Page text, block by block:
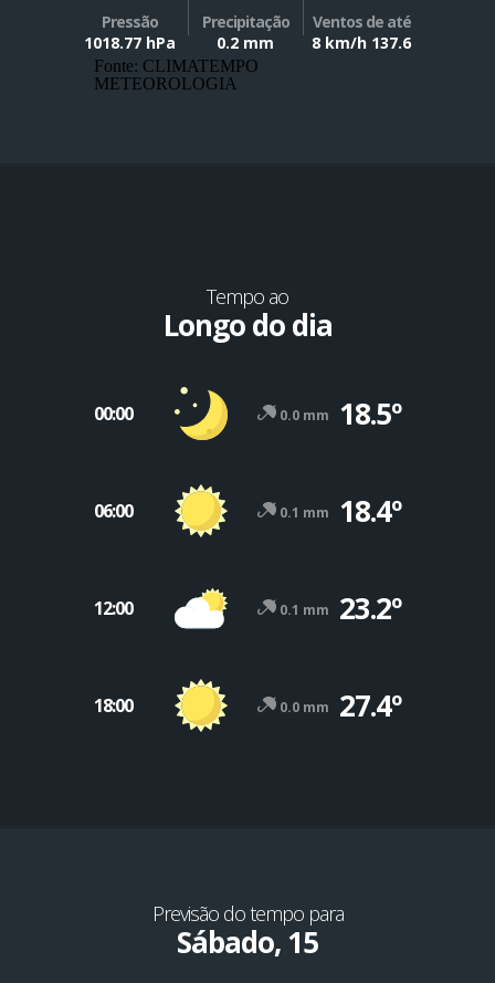
Pressão
1018.77 hPa
Precipitação
0.2 mm
Ventos de até
8 km/h 137.6
Fonte: CLIMATEMPO
METEOROLOGIA
Tempo ao
Longo do dia
00:00 0.0 mm 18.5º
06:00 0.1 mm 18.4º
12:00 0.1 mm 23.2º
18:00 0.0 mm 27.4º
Previsão do tempo para
Sábado, 15